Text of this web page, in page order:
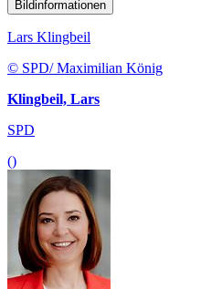
Bildinformationen
Lars Klingbeil
© SPD/ Maximilian König
Klingbeil, Lars
SPD
()